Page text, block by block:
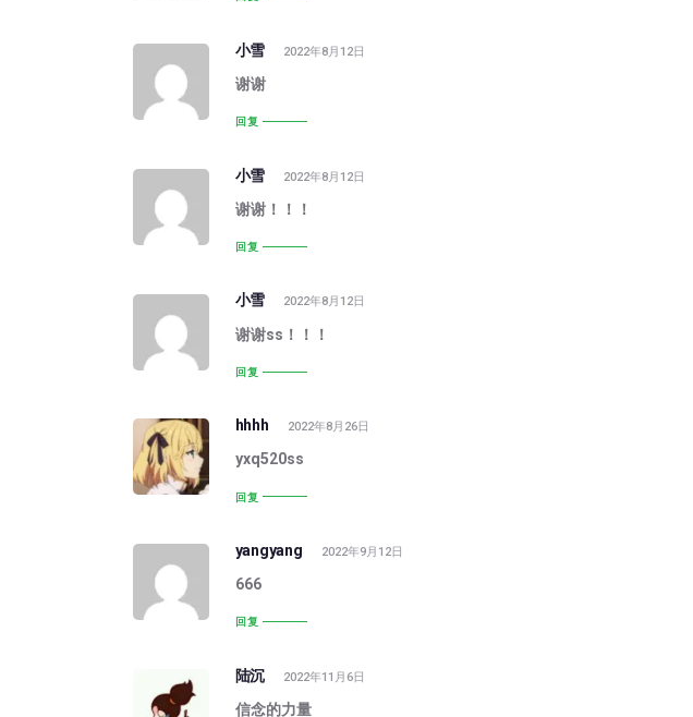
小雪 2022年8月12日
谢谢
回复
小雪 2022年8月12日
谢谢！！！
回复
小雪 2022年8月12日
谢谢ss！！！
回复
hhhh 2022年8月26日
yxq520ss
回复
yangyang 2022年9月12日
666
回复
陆沉 2022年11月6日
信念的力量